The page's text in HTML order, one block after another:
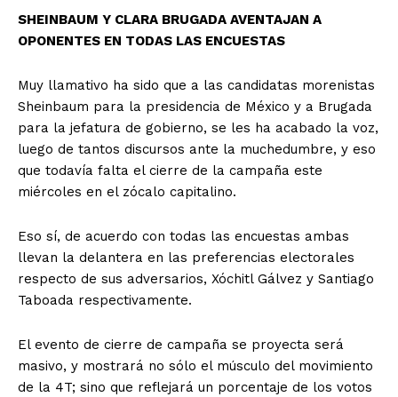
SHEINBAUM Y CLARA BRUGADA AVENTAJAN A
OPONENTES EN TODAS LAS ENCUESTAS
Muy llamativo ha sido que a las candidatas morenistas
Sheinbaum para la presidencia de México y a Brugada
para la jefatura de gobierno, se les ha acabado la voz,
luego de tantos discursos ante la muchedumbre, y eso
que todavía falta el cierre de la campaña este
miércoles en el zócalo capitalino.
Eso sí, de acuerdo con todas las encuestas ambas
llevan la delantera en las preferencias electorales
respecto de sus adversarios, Xóchitl Gálvez y Santiago
Taboada respectivamente.
El evento de cierre de campaña se proyecta será
masivo, y mostrará no sólo el músculo del movimiento
de la 4T; sino que reflejará un porcentaje de los votos